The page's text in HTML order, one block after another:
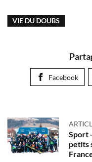
VIE DU DOUBS
Facebook
Sport
petits